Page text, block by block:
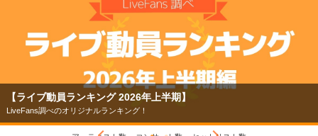
【ライブ動員ランキング 2026年上半期】
LiveFans調べのオリジナルランキング！